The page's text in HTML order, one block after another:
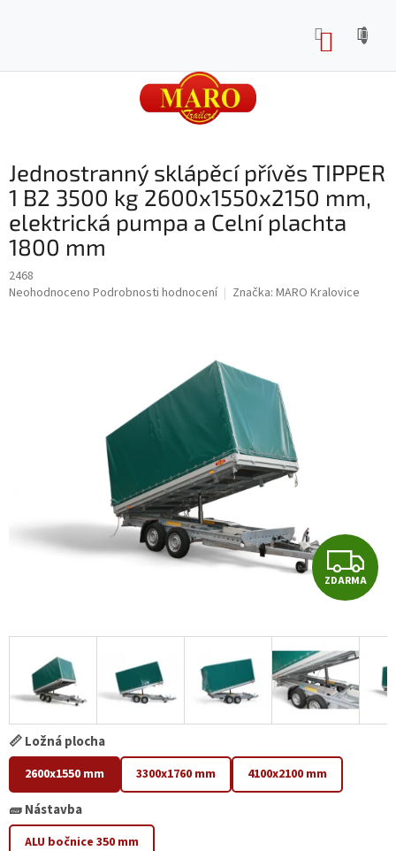
Jednostranný sklápěcí přívěs TIPPER
1 B2 3500 kg 2600x1550x2150 mm,
elektrická pumpa a Celní plachta
1800 mm
2468
Průměrné
Neohodnoceno Podrobnosti hodnocení Značka: MARO Kralovice
Z
D
A
R
ZDARMA
📏 Ložná plocha
2600x1550 mm 3300x1760 mm 4100x2100 mm
🧱 Nástavba
ALU bočnice 350 mm